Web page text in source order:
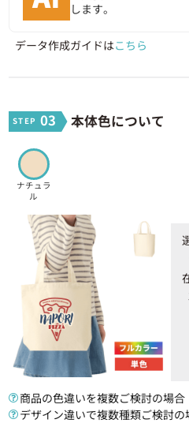
200 ~ 299個
300 ~ 399個
500 ~ 599個 343円
600 ~ 699個
800 ~ 899個 336
900 ~ 999個 334
1000 ~ 1099個
1100 ~ 1199個 325円
1200 ~ 1399個 324円
します。
データ作成ガイドはこちら
03 本体色について
ナチュラ
ル
商品の色違いを複数ご検討の場合
デザイン違いで複数種類ご検討の